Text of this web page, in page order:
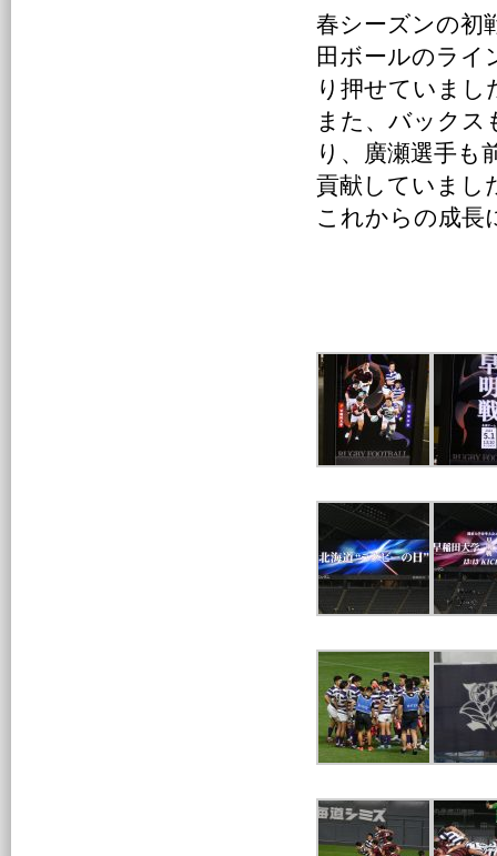
春シーズンの初
田ボールのライ
り押せていまし
また、バックス
り、廣瀬選手も
貢献していまし
これからの成長